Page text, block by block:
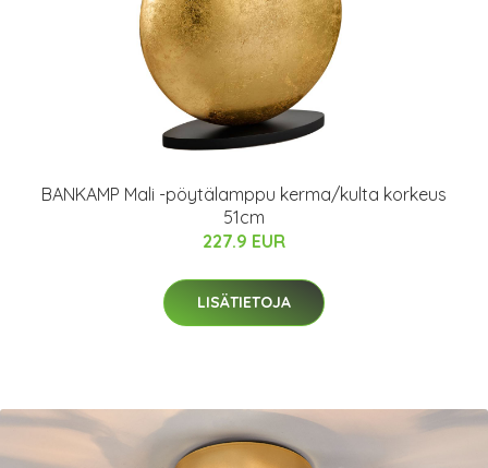
BANKAMP Mali -pöytälamppu kerma/kulta korkeus
51cm
227.9 EUR
LISÄTIETOJA